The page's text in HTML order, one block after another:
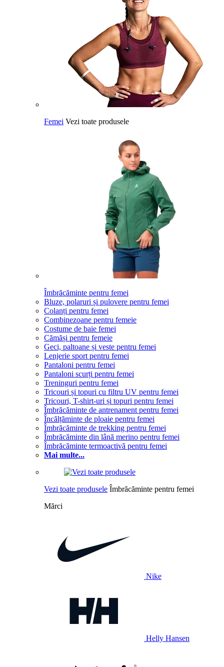
Femei Vezi toate produsele
Îmbrăcăminte pentru femei
Bluze, polaruri și pulovere pentru femei
Colanți pentru femei
Combinezoane pentru femeie
Costume de baie femei
Cămăși pentru femeie
Geci, paltoane și veste pentru femei
Lenjerie sport pentru femei
Pantaloni pentru femei
Pantaloni scurți pentru femei
Treninguri pentru femei
Tricouri și topuri cu filtru UV pentru femei
Tricouri, T-shirt-uri și topuri pentru femei
Îmbrăcăminte de antrenament pentru femei
Încălțăminte de ploaie pentru femei
Îmbrăcăminte de trekking pentru femei
Îmbrăcăminte din lână merino pentru femei
Îmbrăcăminte termoactivă pentru femei
Mai multe...
Vezi toate produsele Îmbrăcăminte pentru femei
Mărci
Nike
Helly Hansen